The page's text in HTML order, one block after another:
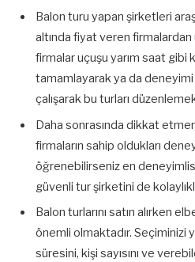
Balon turu yapan şirketleri
altında fiyat veren firmalardan
firmalar uçuşu yarım saat gibi
tamamlayarak ya da
çalışarak bu turları
Daha sonrasında dikkat
firmaların sahip oldukları
öğrenebilirseniz en
güvenli tur şirketini de
Balon turlarını satın alırken
önemli olmaktadır. Seçiminizi
süresini, kişi sayısını ve